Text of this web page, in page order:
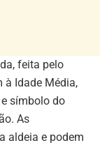
feita pelo
à Idade Média,
símbolo do
As
aldeia e podem